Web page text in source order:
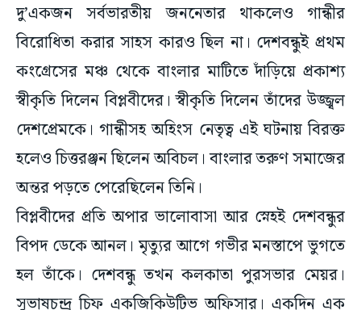
দু’একজন সর্বভারতীয় জননেতার থাকলেও গান্ধীর
বিরোধিতা করার সাহস কারও ছিল না। দেশবন্ধুই প্রথম
কংগ্রেসের মঞ্চ থেকে বাংলার মাটিতে দাঁড়িয়ে প্রকাশ্য
স্বীকৃতি দিলেন বিপ্লবীদের। স্বীকৃতি দিলেন তাঁদের উজ্জ্বল
দেশপ্রেমকে। গান্ধীসহ অহিংস নেতৃত্ব এই ঘটনায় বিরক্ত
হলেও চিত্তরঞ্জন ছিলেন অবিচল। বাংলার তরুণ সমাজের
অন্তর পড়তে পেরেছিলেন তিনি।
বিপ্লবীদের প্রতি অপার ভালোবাসা আর স্নেহই দেশবন্ধুর
বিপদ ডেকে আনল। মৃত্যুর আগে গভীর মনস্তাপে ভুগতে
হল তাঁকে। দেশবন্ধু তখন কলকাতা পুরসভার মেয়র।
সুভাষচন্দ্র চিফ একজিকিউটিভ অফিসার। একদিন এক